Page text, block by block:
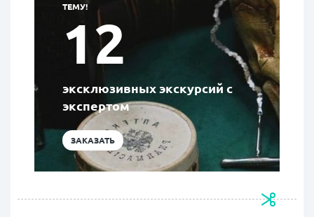
ТЕМУ!
12
эксклюзивных экскурсий с
экспертом
ЗАКАЗАТЬ